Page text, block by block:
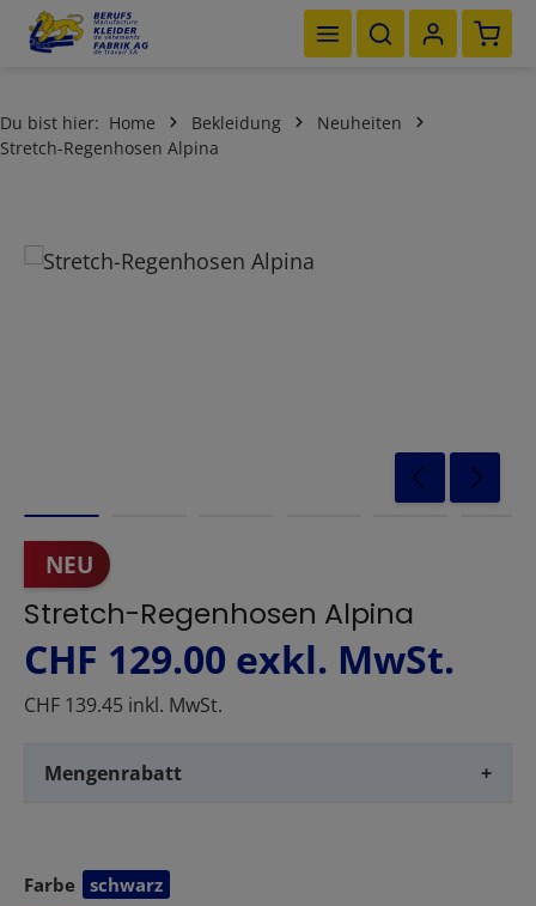
Zum Hauptinhalt springen
Du bist hier: Home Bekleidung
Neuheiten
Stretch-Regenhosen Alpina
Bildergalerie überspringen
NEU
Stretch-Regenhosen Alpina
CHF 129.00 exkl. MwSt.
CHF 139.45 inkl. MwSt.
Mengenrabatt +
Farbe
auswählenschwarz